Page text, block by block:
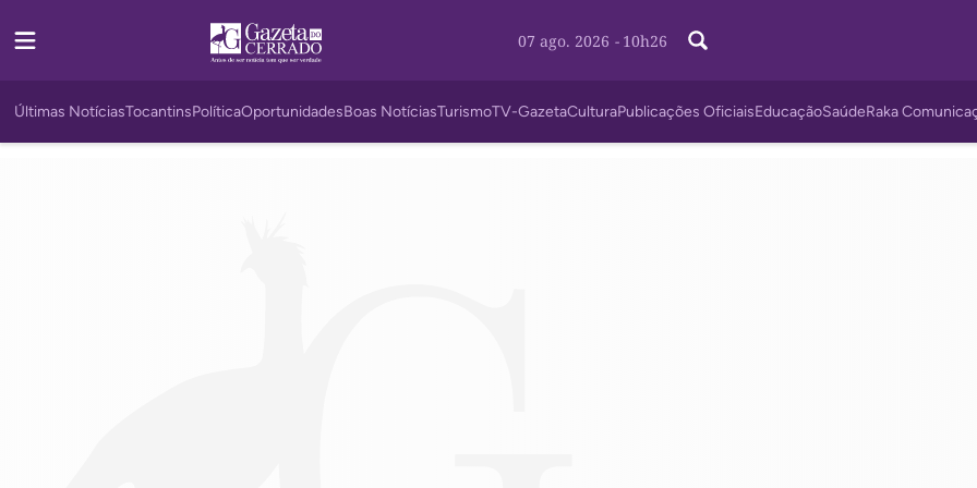
07 ago. 2026 - 10h26
Últimas NotíciasTocantinsPolíticaOportunidadesBoas NotíciasTurismoTV-GazetaCulturaPublicações OficiaisEducaçãoSaúdeRaka